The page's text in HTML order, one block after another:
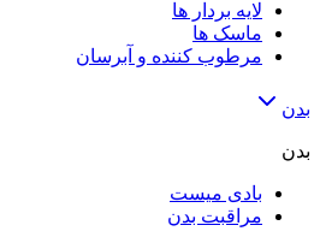
لایه‌ بردار ها
ماسک ها
مرطوب کننده و آبرسان
بدن
بدن
بادی میست
مراقبت بدن